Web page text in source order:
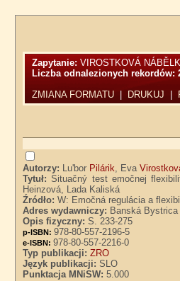
Zapytanie:VIROSTKOVÁ
Liczba odnalezionych rekordów:
ZMIANA FORMATU
DRUKUJ
Autorzy: Lu'bor Pilárik, Eva
Tytuł:Situačný test emočnej
Heinzová, Lada Kaliská
Źródło:W: Emočná regulácia a
Adres wydawniczy: Banská
Opis fizyczny:S. 233-275
p-ISBN:978-80-557-2196-5
e-ISBN:978-80-557-2216-0
Typ publikacji:ZRO
Język publikacji:SLO
Punktacja MNiSW:5.000